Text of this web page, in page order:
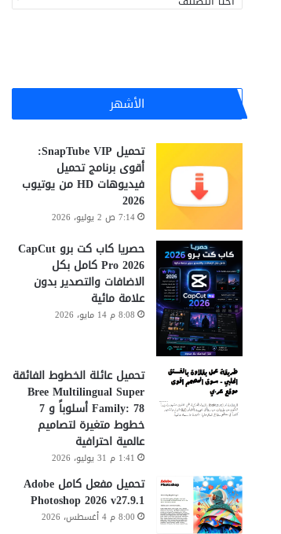
ص
ت
الأشهر
تحميل SnapTube VIP:
أقوى برنامج تحميل
فيديوهات HD من يوتيوب
2026
7:14 ص 2 يوليو، 2026
حصريا كاب كت برو CapCut
Pro 2026 كامل بكل
الاضافات والتصدير بدون
علامة مائية
8:08 م 14 مايو، 2026
تحميل عائلة الخطوط الفائقة
Bree Multilingual Super
Family: 78 أسلوباً و 7
خطوط متغيرة لتصاميم
عالمية احترافية
1:41 م 31 يوليو، 2026
تحميل مفعل كامل Adobe
Photoshop 2026 v27.9.1
8:00 م 4 أغسطس، 2026